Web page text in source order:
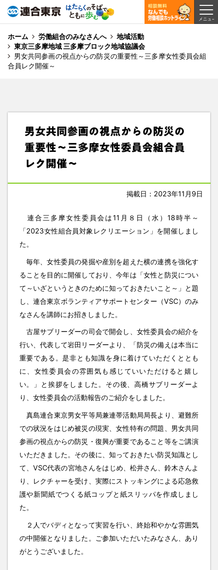
ホーム 労働組合のみなさんへ
地域活動
東京三多摩地域 三多摩ブロック地域協議会
男女共同参画の視点からの防災の重要性～三多摩女性委員会組
合員レク開催～
男女共同参画の視点からの防災の
重要性～三多摩女性委員会組合員
レク開催～
掲載日：2023年11月9日
連合三多摩女性委員会は11月８日（水）18時半～
「2023女性組合員対象レクリエーション」を開催しまし
た。
毎年、女性委員の発掘や産別を超えた横の連携を強化す
ることを目的に開催しており、今年は「女性と防災につい
て～いざというときのために知っておきたいこと～」と題
し、連合東京ボランティアサポートセンター（VSC）のみ
なさんを講師にお招きしました。
古屋サブリーダーの司会で開会し、女性委員会の紹介を
行い、代表して岩田リーダーより、「防災の備えは本当に
重要である。是非とも知識を身に着けていただくととも
に、女性委員会の雰囲気も感じていいただけると嬉し
い。」と挨拶をしました。その後、高橋サブリーダーよ
り、女性委員会の活動報告のご紹介をしました。
真島連合東京男女平等局兼連帯活動局局長より、避難所
での状況をはじめ被災の現実、女性特有の問題、男女共同
参画の視点からの防災・復興が重要であること等をご講演
いただきました。その後に、知っておきたい防災知識とし
て、VSC代表の宮地さんをはじめ、松井さん、鈴木さんよ
り、レクチャーを受け、実際にストッキングによる応急救
護や新聞紙でつくる紙コップと紙スリッパを作成しまし
た。
２人でバディとなって実習を行い、終始和やかな雰囲気
の中開催となりました。ご参加いただいたみなさん、あり
がとうございました。